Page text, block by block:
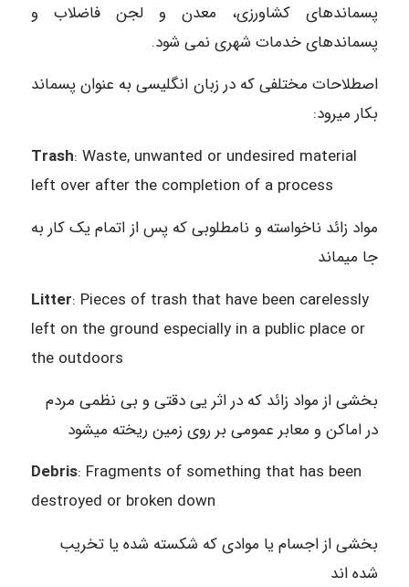
پسماندهای کشاورزی، معدن و لجن فاضلاب و
پسماندهای خدمات شهری نمی شود.
اصطلاحات مختلفی که در زبان انگلیسی به عنوان پسماند
بکار میرود:
Trash: Waste, unwanted or undesired material
left over after the completion of a process
مواد زائد ناخواسته و نامطلوبی که پس از اتمام یک کار به
جا میماند
Litter: Pieces of trash that have been carelessly
left on the ground especially in a public place or
the outdoors
بخشی از مواد زائد که در اثر یی دقتی و بی نظمی مردم
در اماکن و معابر عمومی بر روی زمین ریخته میشود
Debris: Fragments of something that has been
destroyed or broken down
بخشی از اجسام یا موادی که شکسته شده یا تخریب
شده اند